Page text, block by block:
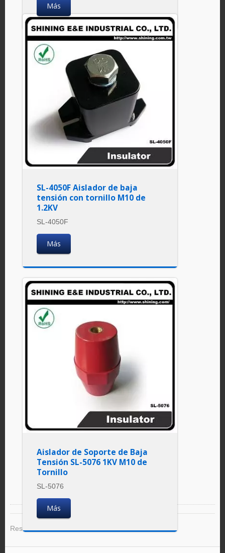
Más
SL-4050F Aislador de baja
tensión con tornillo M10 de
1.2KV
SL-4050F
Más
Aislador de Soporte de Baja
Tensión SL-5076 1KV M10 de
Tornillo
SL-5076
Más
Resultado 1 - 8 de 8